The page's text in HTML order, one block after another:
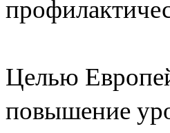
Целью
повышение